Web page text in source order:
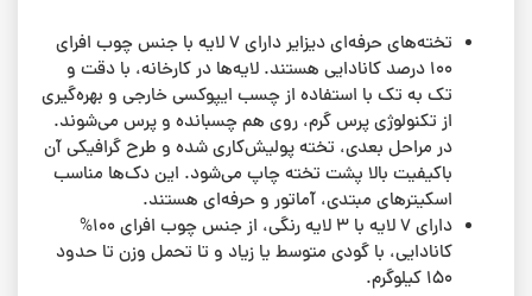
تخته‌های حرفه‌ای دیزایر دارای ۷ لایه با جنس چوب افرای
۱۰۰ درصد کانادایی هستند. لایه‌ها در کارخانه، با دقت و
تک به تک با استفاده از چسب ایپوکسی خارجی و بهره‌گیری
از تکنولوژی پرس گرم، روی هم چسبانده و پرس می‌شوند.
در مراحل بعدی، تخته پولیش‌کاری شده و طرح گرافیکی آن
باکیفیت بالا پشت تخته چاپ می‌شود. این دک‌ها مناسب
اسکیترهای مبتدی، آماتور و حرفه‌ای هستند.
دارای ۷ لایه‌ با ۳ لایه رنگی، از جنس چوب افرای 100%
کانادایی، با گودی متوسط یا زیاد و تا تحمل وزن تا حدود
۱۵۰ کیلوگرم.